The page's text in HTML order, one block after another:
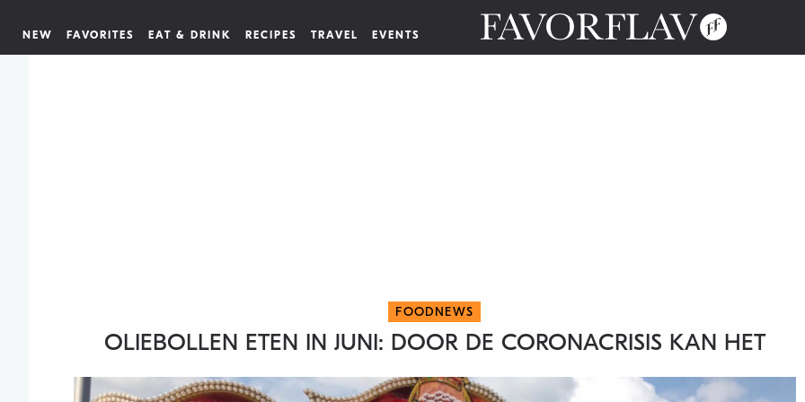
NEW FAVORITES EAT & DRINK RECIPES TRAVEL EVENTS
FOODNEWS
OLIEBOLLEN ETEN IN JUNI: DOOR DE CORONACRISIS KAN HET